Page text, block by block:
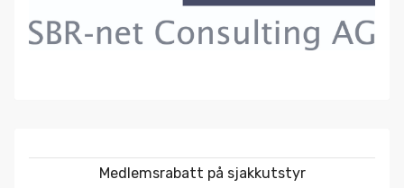
Medlemsrabatt på sjakkutstyr